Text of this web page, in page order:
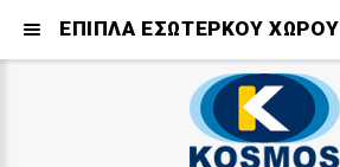
ΕΠΙΠΛΑ ΕΣΩΤΕΡΚΟΥ ΧΩΡΟΥ